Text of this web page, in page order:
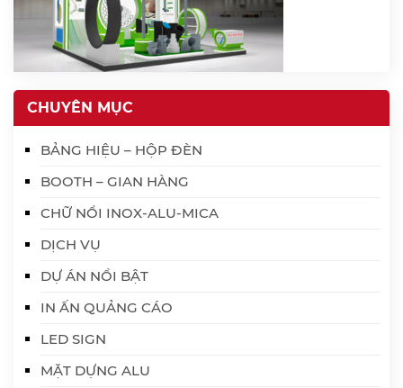
CHUYÊN MỤC
BẢNG HIỆU – HỘP ĐÈN
BOOTH – GIAN HÀNG
CHỮ NỔI INOX-ALU-MICA
DỊCH VỤ
DỰ ÁN NỔI BẬT
IN ẤN QUẢNG CÁO
LED SIGN
MẶT DỰNG ALU